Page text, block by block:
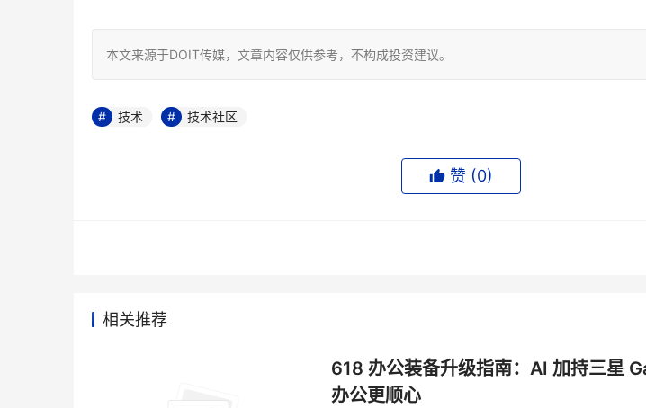
本文来源于DOIT传媒，文章内容仅供参考，不构成投资建议。
技术 技术社区
赞 (0)
相关推荐
618 办公装备升级指南：AI 加持三星
办公更顺心